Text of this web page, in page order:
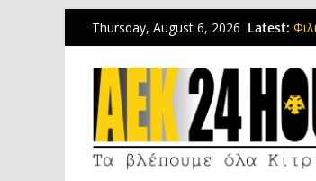
Thursday, August 6, 2026 Latest:
Ο